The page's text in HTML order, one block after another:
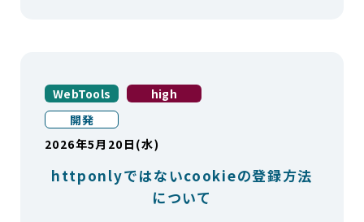
WebTools
high
開発
2026年5月20日(水)
httponlyではないcookieの登録方法
について